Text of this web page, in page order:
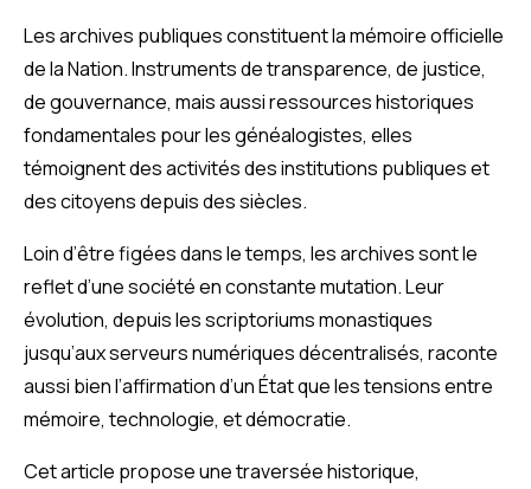
Les archives publiques constituent la mémoire officielle
de la Nation. Instruments de transparence, de justice,
de gouvernance, mais aussi ressources historiques
fondamentales pour les généalogistes, elles
témoignent des activités des institutions publiques et
des citoyens depuis des siècles.
Loin d’être figées dans le temps, les archives sont le
reflet d’une société en constante mutation. Leur
évolution, depuis les scriptoriums monastiques
jusqu’aux serveurs numériques décentralisés, raconte
aussi bien l’affirmation d’un État que les tensions entre
mémoire, technologie, et démocratie.
Cet article propose une traversée historique,